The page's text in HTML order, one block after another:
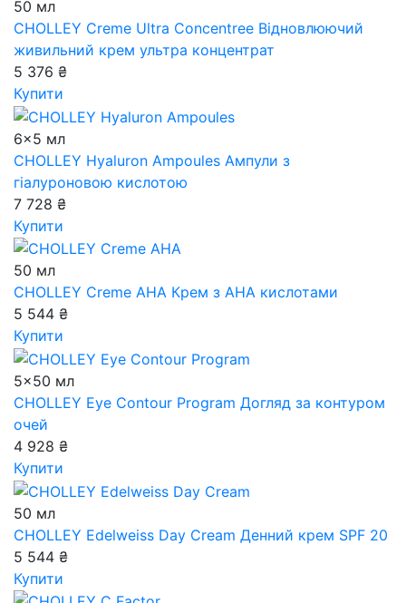
50 мл
CHOLLEY Creme Ultra Concentree Відновлюючий
живильний крем ультра концентрат
5 376 ₴
Купити
6x5 мл
CHOLLEY Hyaluron Ampoules Ампули з
гіалуроновою кислотою
7 728 ₴
Купити
50 мл
CHOLLEY Creme AHA Крем з АНА кислотами
5 544 ₴
Купити
5x50 мл
CHOLLEY Eye Contour Program Догляд за контуром
очей
4 928 ₴
Купити
50 мл
CHOLLEY Edelweiss Day Cream Денний крем SPF 20
5 544 ₴
Купити